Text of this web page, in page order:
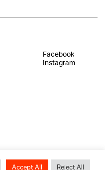
Facebook
Instagram
Accept All Reject All